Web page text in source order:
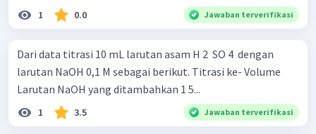
1 0.0 Jawaban terverifikasi
Dari data titrasi 10 mL larutan asam H 2 ​ SO 4 ​ dengan
larutan NaOH 0,1 M sebagai berikut. Titrasi ke- Volume
Larutan NaOH yang ditambahkan 1 5...
1 3.5 Jawaban terverifikasi